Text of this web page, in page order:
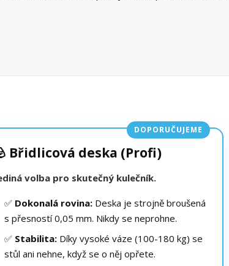
DOPORUČUJEME
Břidlicová deska (Profi)
volba pro skutečný kulečník.
✅ Dokonalá rovina: Deska je strojně broušená
s přesností 0,05 mm. Nikdy se neprohne.
✅ Stabilita: Díky vysoké váze (100-180 kg) se
stůl ani nehne, když se o něj opřete.